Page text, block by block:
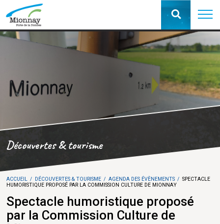
Découvertes & tourisme
ACCUEIL DÉCOUVERTES & TOURISME AGENDA DES ÉVÈNEMENTS
SPECTACLE
HUMORISTIQUE PROPOSÉ PAR LA COMMISSION CULTURE DE MIONNAY
Spectacle humoristique proposé
par la Commission Culture de